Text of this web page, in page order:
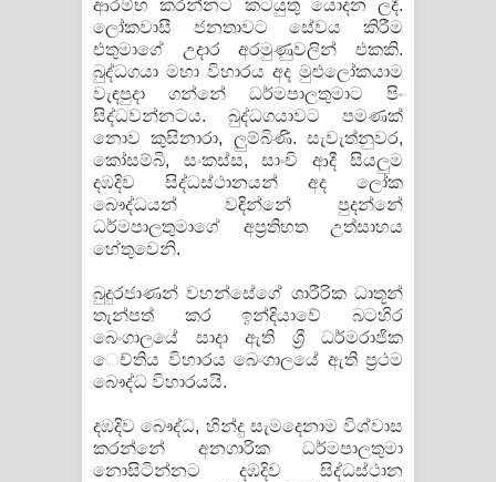
ආරම්භ කරන්නට කටයුතු යොදන ලදී.
ලෝකවාසී ජනතාවට සේවය කිරීම
එතුමාගේ උදාර අරමුණුවලින් එකකි.
බුද්ධගයා මහා විහාරය අද මුළුලෝකයාම
වැඳපුදා ගන්නේ ධර්මපාලතුමාට පිං
සිද්ධවන්නටය. බුද්ධගයාවට පමණක්‌
නොව කුසිනාරා, ලුම්බිණි. සැවැත්නුවර,
කෝසම්බි, සංකස්‌ස, සාංචි ආදී සියලුම
දඹදිව සිද්ධස්‌ථානයන් අද ලෝක
බෞද්ධයන් වඳින්නේ පුදන්නේ
ධර්මපාලතුමාගේ අප්‍රතිහත උත්සාහය
හේතුවෙනි.
බුදුරජාණන් වහන්සේගේ ශාරීරික ධාතූන්
තැන්පත් කර ඉන්දියාවේ බටහිර
බෙංගාලයේ සාදා ඇති ශ්‍රී ධර්මරාජික
ෙච්තිය විහාරය බෙංගාලයේ ඇති ප්‍රථම
බෞද්ධ විහාරයයි.
දඹදිව බෞද්ධ, හින්දු සැමදෙනාම විශ්වාස
කරන්නේ අනගාරික ධර්මපාලතුමා
නොසිටින්නට දඹදිව සිද්ධස්‌ථාන